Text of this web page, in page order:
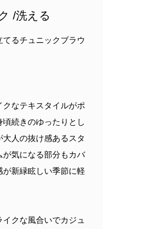
/洗える
るチュニックブラウ
なテキスタイルがポ
続きのゆったりとし
人の抜け感あるスタ
気になる部分もカバ
新緑眩しい季節に軽
クな風合いでカジュ